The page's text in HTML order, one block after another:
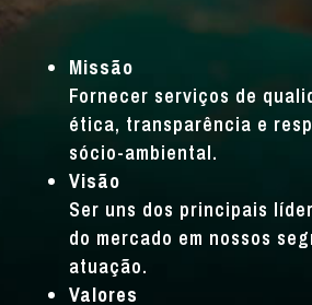
Missão
Fornecer serviços de
ética, transparência e
sócio-ambiental.
Visão
Ser uns dos principais
do mercado em nossos
atuação.
Valores